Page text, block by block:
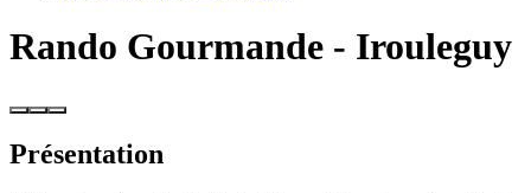
Rando Gourmande - Irouleguy
Présentation